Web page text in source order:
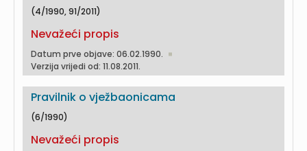
(4/1990, 91/2011)
Nevažeći propis
Datum prve objave: 06.02.1990.
Verzija vrijedi od: 11.08.2011.
Pravilnik o vježbaonicama
(6/1990)
Nevažeći propis